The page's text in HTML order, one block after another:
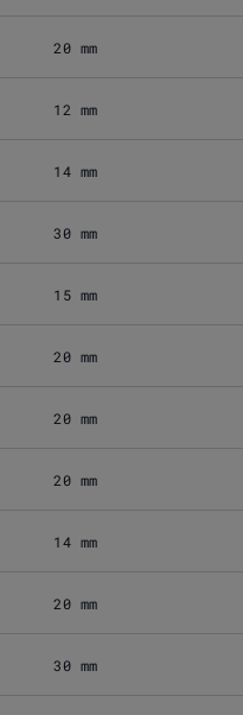
20 mm
12 mm
14 mm
30 mm
15 mm
20 mm
20 mm
20 mm
14 mm
20 mm
30 mm